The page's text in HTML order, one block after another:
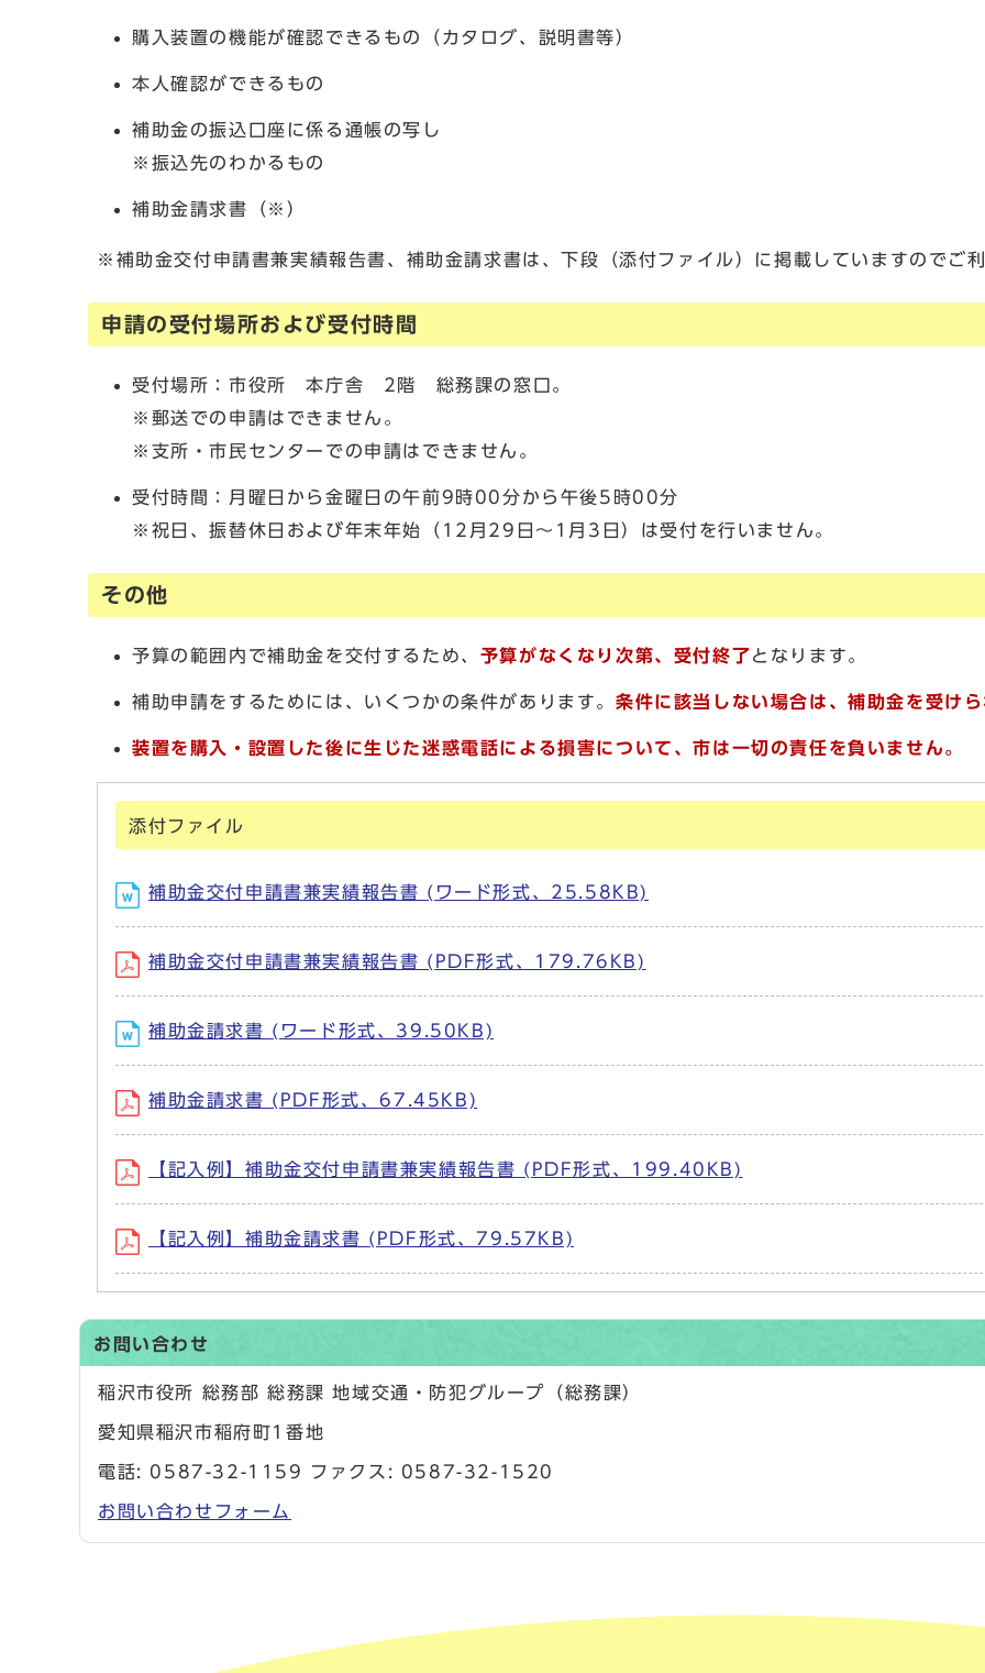
購入装置の機能が確認できるもの（カタログ、説明書等）
本人確認ができるもの
補助金の振込口座に係る通帳の写し
※振込先のわかるもの
補助金請求書（※）
※補助金交付申請書兼実績報告書、補助金請求書は、下段（添付ファイル）に掲載していますのでご利
申請の受付場所および受付時間
受付場所：市役所 本庁舎 2階 総務課の窓口。
※郵送での申請はできません。
※支所・市民センターでの申請はできません。
受付時間：月曜日から金曜日の午前9時00分から午後5時00分
※祝日、振替休日および年末年始（12月29日～1月3日）は受付を行いません。
その他
予算の範囲内で補助金を交付するため、 予算がなくなり次第、受付終了となります。
補助申請をするためには、いくつかの条件があります。条件に該当しない場合は、補助金を受けら
装置を購入・設置した後に生じた迷惑電話による損害について、市は一切の責任を負いません。
添付ファイル
補助金交付申請書兼実績報告書 (ワード形式、25.58KB)
補助金交付申請書兼実績報告書 (PDF形式、179.76KB)
補助金請求書 (ワード形式、39.50KB)
補助金請求書 (PDF形式、67.45KB)
【記入例】補助金交付申請書兼実績報告書 (PDF形式、199.40KB)
【記入例】補助金請求書 (PDF形式、79.57KB)
お問い合わせ
稲沢市役所 総務部 総務課 地域交通・防犯グループ（総務課）
愛知県稲沢市稲府町1番地
電話: 0587-32-1159 ファクス: 0587-32-1520
お問い合わせフォーム